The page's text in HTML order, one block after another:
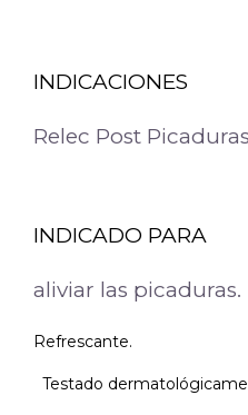
INDICACIONES
Relec Post
INDICADO PARA
aliviar las picaduras.
Refrescante.
Testado